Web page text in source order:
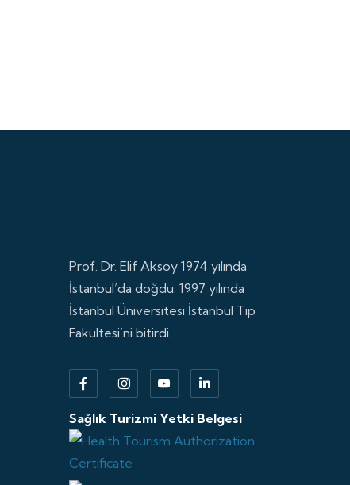
Prof. Dr. Elif Aksoy 1974 yılında
İstanbul’da doğdu. 1997 yılında
İstanbul Üniversitesi İstanbul Tıp
Fakültesi’ni bitirdi.
Sağlık Turizmi Yetki Belgesi